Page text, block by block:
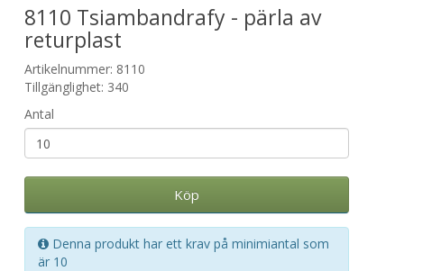
8110 Tsiambandrafy - pärla av
returplast
Artikelnummer: 8110
Tillgänglighet: 340
Antal
Köp
Denna produkt har ett krav på minimiantal som
är 10